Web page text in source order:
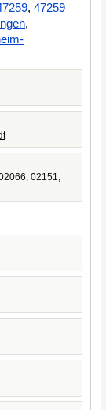
, 47259
,
02151,